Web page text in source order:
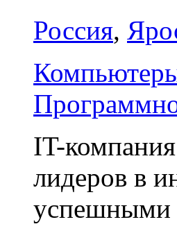
Россия,
IT-
лидеров в
успешными